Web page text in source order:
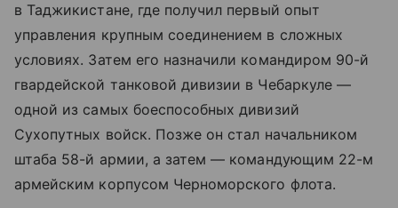
в Таджикистане, где получил первый опыт
управления крупным соединением в сложных
условиях. Затем его назначили командиром 90-й
гвардейской танковой дивизии в Чебаркуле —
одной из самых боеспособных дивизий
Сухопутных войск. Позже он стал начальником
штаба 58-й армии, а затем — командующим 22-м
армейским корпусом Черноморского флота.